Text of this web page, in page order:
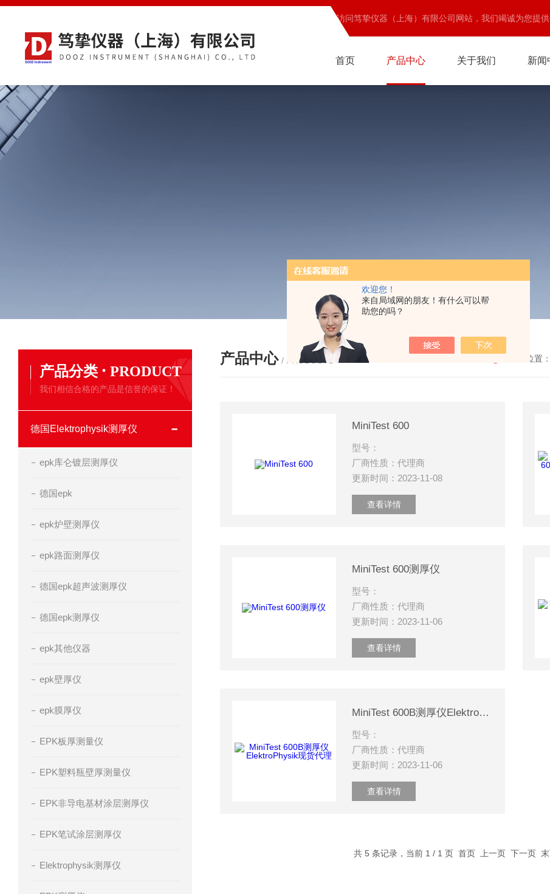
欢迎您！
来自局域网的朋友！有什么可以帮
助您的吗？
欢迎访问笃挚仪器（上海）有限公司网站，我们竭诚为您提
首页 产品中心 关于我们 新闻
产品分类 · PRODUCT
我们相信合格的产品是信誉的保证！
德国Elektrophysik测厚仪
epk库仑镀层测厚仪
德国epk
epk炉壁测厚仪
epk路面测厚仪
德国epk超声波测厚仪
德国epk测厚仪
epk其他仪器
epk壁厚仪
epk膜厚仪
EPK板厚测量仪
EPK塑料瓶壁厚测量仪
EPK非导电基材涂层测厚仪
EPK笔试涂层测厚仪
Elektrophysik测厚仪
产品中心 / PRODUCTS 您的位置：
MiniTest 600
型号：
厂商性质：代理商
更新时间：2023-11-08
查看详情
MiniTest 600测厚仪
型号：
厂商性质：代理商
更新时间：2023-11-06
查看详情
MiniTest 600B测厚仪ElektroPhysik现货代理
型号：
厂商性质：代理商
更新时间：2023-11-06
查看详情
共 5 条记录，当前 1 / 1 页 首页 上一页 下一页